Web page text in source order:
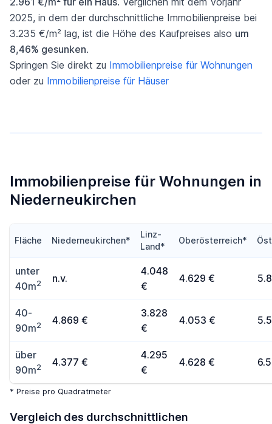
2025, in dem der durchschnittliche Immobilienpreise bei
3.235 €/m² lag, ist die Höhe des Kaufpreises also um
8,46% gesunken.
Springen Sie direkt zu Immobilienpreise für Wohnungen
oder zu Immobilienpreise für Häuser
Immobilienpreise für Wohnungen in
Niederneukirchen
Fläche Niederneukirchen*
Linz-
Land*
Oberösterreich*
unter
40m2 n.v.
4.048
€
4.629 €
40-
90m2 4.869 €
3.828
€
4.053 €
über
90m2 4.377 €
4.295
€
4.628 €
* Preise pro Quadratmeter
Vergleich des durchschnittlichen